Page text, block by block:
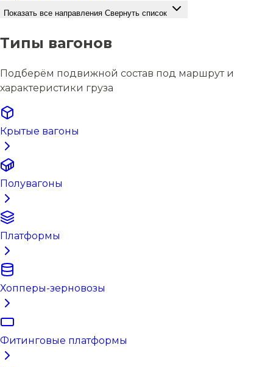
Показать все направления Свернуть список
Типы вагонов
Подберём подвижной состав под маршрут и
характеристики груза
Крытые вагоны
Полувагоны
Платформы
Хопперы-зерновозы
Фитинговые платформы